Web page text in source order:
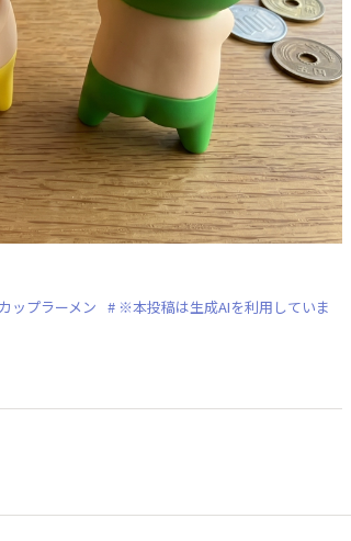
ップラーメン
※本投稿は生成AIを利用していま